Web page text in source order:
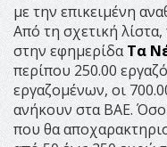
µε την επικειμένη
Από τη σχετική
στην εφημερίδαΤα
περίπου 250.00
εργαζοµένων, οι
ανήκουν στα BAE.
που θα